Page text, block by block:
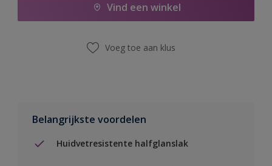
Vind een winkel
Voeg toe aan klus
Belangrijkste voordelen
Huidvetresistente halfglanslak